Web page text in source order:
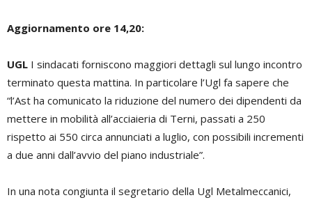
Aggiornamento ore 14,20:
UGL I sindacati forniscono maggiori dettagli sul lungo incontro
terminato questa mattina. In particolare l’Ugl fa sapere che
“l’Ast ha comunicato la riduzione del numero dei dipendenti da
mettere in mobilità all’acciaieria di Terni, passati a 250
rispetto ai 550 circa annunciati a luglio, con possibili incrementi
a due anni dall’avvio del piano industriale”.
In una nota congiunta il segretario della Ugl Metalmeccanici,